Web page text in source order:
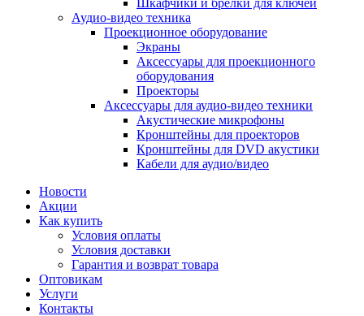
Шкафчики и брелки для ключей
Аудио-видео техника
Проекционное оборудование
Экраны
Аксессуары для проекционного
оборудования
Проекторы
Аксессуары для аудио-видео техники
Акустические микрофоны
Кронштейны для проекторов
Кронштейны для DVD акустики
Кабели для аудио/видео
Новости
Акции
Как купить
Условия оплаты
Условия доставки
Гарантия и возврат товара
Оптовикам
Услуги
Контакты